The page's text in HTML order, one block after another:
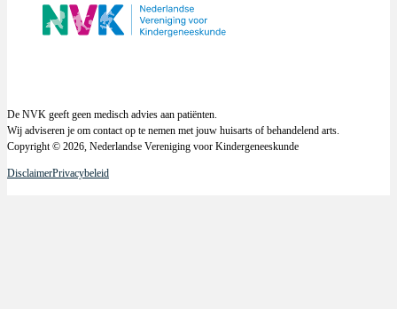
De NVK geeft geen medisch advies aan patiënten.
Wij adviseren je om contact op te nemen met jouw huisarts of behandelend arts.
Copyright © 2026, Nederlandse Vereniging voor Kindergeneeskunde
DisclaimerPrivacybeleid